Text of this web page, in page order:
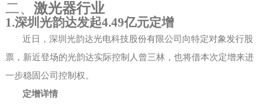
二、 激光器行业
1.深圳光韵达发起4.49亿元定增
近日，深圳光韵达光电科技股份有限公司向特定对象发行股
票，新近登场的光韵达实际控制人曾三林，也将借本次定增来进
一步稳固公司控制权。
定增详情